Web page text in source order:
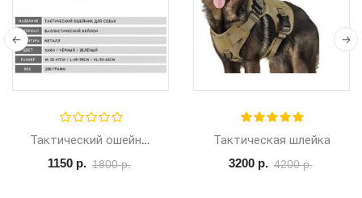
Тактический ошейник
1150 р. 1800 р.
Тактическая шлейка
3200 р. 4200 р.